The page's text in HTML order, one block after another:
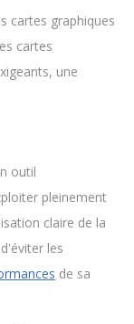
cartes graphiques
cartes
une
outil
pleinement
claire de la
les
de sa